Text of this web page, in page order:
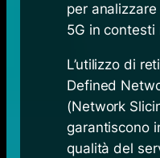
per
5G in contesti
L’utilizzo di
Defined
(Network
garantiscono
qualità del